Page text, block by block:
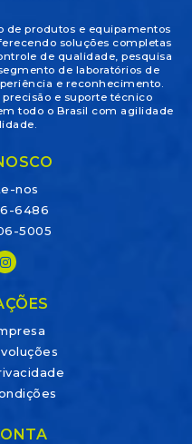
de produtos e equipamentos
soluções completas
de qualidade, pesquisa
de laboratórios de
e reconhecimento.
e suporte técnico
todo o Brasil com agilidade
nos
6486
5005